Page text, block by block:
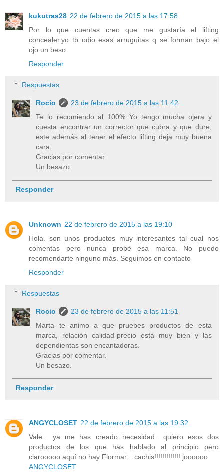
kukutras28 22 de febrero de 2015 a las 17:58
Por lo que cuentas creo que me gustaría el lifting
concealer.yo tb odio esas arruguitas q se forman bajo el
ojo.un beso
Responder
Respuestas
Rocio
23 de febrero de 2015 a las 11:42
Te lo recomiendo al 100% Yo tengo mucha ojera y
cuesta encontrar un corrector que cubra y que dure,
este además al tener el efecto lifting deja muy buena
cara.
Gracias por comentar.
Un besazo.
Responder
Unknown 22 de febrero de 2015 a las 19:10
Hola. son unos productos muy interesantes tal cual nos
comentas pero nunca probé esa marca. No puedo
recomendarte ninguno más. Seguimos en contacto
Responder
Respuestas
Rocio
23 de febrero de 2015 a las 11:51
Marta te animo a que pruebes productos de esta
marca, relación calidad-precio está muy bien y las
dependientas son encantadoras.
Gracias por comentar.
Un besazo.
Responder
ANGYCLOSET 22 de febrero de 2015 a las 19:32
Vale... ya me has creado necesidad.. quiero esos dos
productos de los que has hablado al principio pero
clarooooo aquí no hay Flormar... cachis!!!!!!!!!!!!! joooooo
ANGYCLOSET